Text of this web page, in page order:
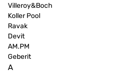
Villeroy&Boch
Koller Pool
Ravak
Devit
AM.PM
Geberit
A